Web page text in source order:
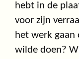
hebt in de
voor zijn
het werk gaan
wilde doen?